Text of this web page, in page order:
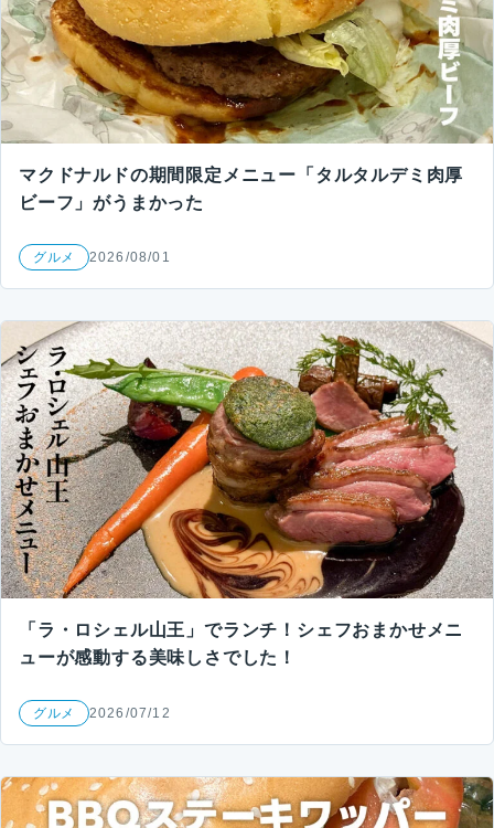
マクドナルドの期間限定メニュー「タルタルデミ肉厚
ビーフ」がうまかった
グルメ 2026/08/01
「ラ・ロシェル山王」でランチ！シェフおまかせメニ
ューが感動する美味しさでした！
グルメ 2026/07/12